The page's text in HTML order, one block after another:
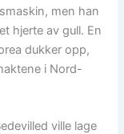
men han
hjerte av gull. En
dukker opp,
i Nord-
ville lage